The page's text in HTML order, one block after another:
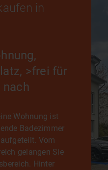
in
>frei für
nach
Wohnung ist
Badezimmer
Vom
gelangen Sie
Hinter